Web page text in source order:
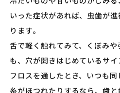
いった症状があれば、虫歯が
ります。
舌で軽く触れてみて、くぼみ
も、穴が開きはじめているサイ
フロスを通したとき、いつも
糸がほつれたりするなら、歯